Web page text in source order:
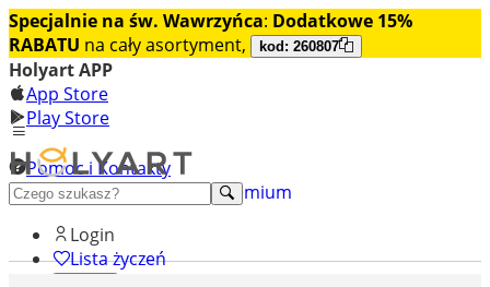
Specjalnie na św. Wawrzyńca: Dodatkowe 15%
RABATU na cały asortyment, kod: 260807
Holyart APP
App Store
Play Store
Pomoc i Kontakty
+48 222 922 860
Odkryj premium
Login
Lista życzeń